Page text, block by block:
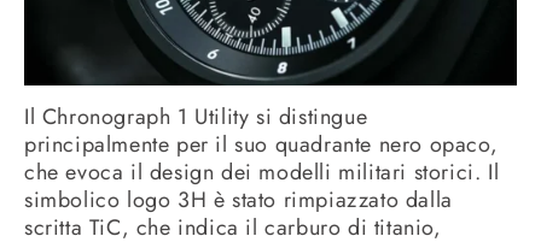
Il Chronograph 1 Utility si distingue
principalmente per il suo quadrante nero opaco,
che evoca il design dei modelli militari storici. Il
simbolico logo 3H è stato rimpiazzato dalla
scritta TiC, che indica il carburo di titanio,